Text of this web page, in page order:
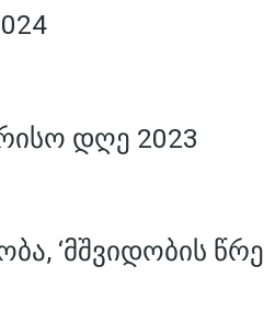
დღე 2023
‘მშვიდობის წრე